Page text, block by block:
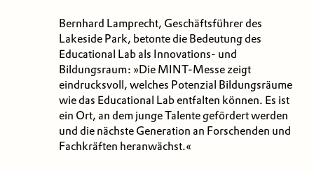
Bernhard Lamprecht, Geschäftsführer des
Lakeside Park, betonte die Bedeutung des
Educational Lab als Innovations- und
Bildungsraum: »Die MINT-Messe zeigt
eindrucksvoll, welches Potenzial Bildungsräume
wie das Educational Lab entfalten können. Es ist
ein Ort, an dem junge Talente gefördert werden
und die nächste Generation an Forschenden und
Fachkräften heranwächst.«